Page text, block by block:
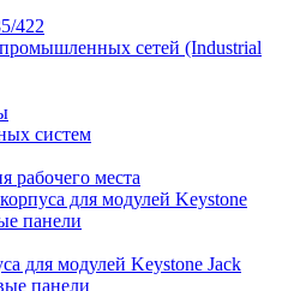
422
сетей (Industrial
систем
рабочего места
для модулей Keystone
панели
для модулей Keystone Jack
панели